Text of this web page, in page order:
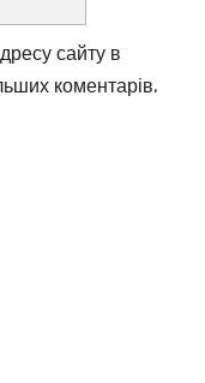
сайту в
коментарів.